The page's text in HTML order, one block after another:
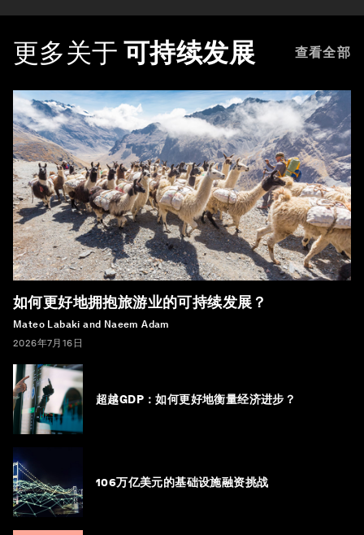
更多关于 可持续发展 查看全部
如何更好地拥抱旅游业的可持续发展？
Mateo Labaki and Naeem Adam
2026年7月16日
超越GDP：如何更好地衡量经济进步？
106万亿美元的基础设施融资挑战